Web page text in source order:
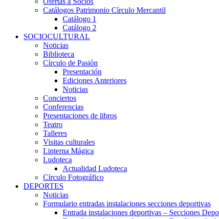
Catálogos Patrimonio Círculo Mercantil
Catálogo 1
Catálogo 2
SOCIOCULTURAL
Noticias
Biblioteca
Círculo de Pasión
Presentación
Ediciones Anteriores
Noticias
Conciertos
Conferencias
Presentaciones de libros
Teatro
Talleres
Visitas culturales
Linterna Mágica
Ludoteca
Actualidad Ludoteca
Círculo Fotográfico
DEPORTES
Noticias
Formulario entradas instalaciones secciones deportivas
Entrada instalaciones deportivas – Secciones